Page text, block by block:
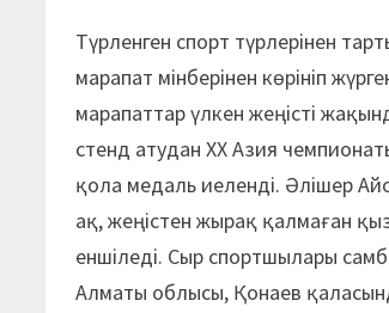
Түрленген спорт түрлерінен
марапат мінберінен көрініп
марапаттар үлкен жеңісті
стенд атудан ХХ Азия
қола медаль иеленді. Әлішер
ақ, жеңістен жырақ қалмаған
еншіледі. Сыр спортшылары
Алматы облысы, Қонаев